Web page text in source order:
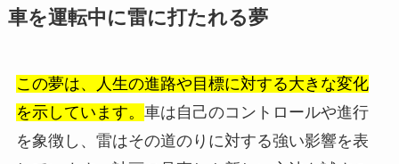
車を運転中に雷に打たれる夢
この夢は、人生の進路や目標に対する大きな変化
を示しています。 車は自己のコントロールや進行
を象徴し、雷はその道のりに対する強い影響を表